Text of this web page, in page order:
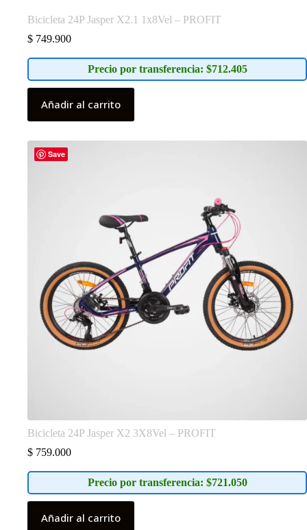
Bicicleta 24P Jasper X2.1 1x8Vel – PROFIT
$ 749.900
Precio por transferencia: $712.405
Añadir al carrito
Save
Bicicleta 24P Jasper X2 3X8Vel – PROFIT
$ 759.000
Precio por transferencia: $721.050
Añadir al carrito